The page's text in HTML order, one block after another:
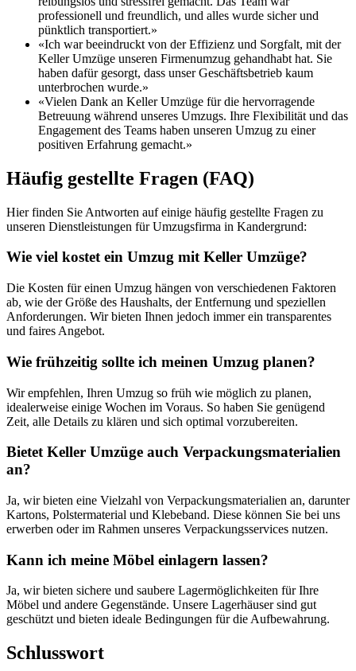
professionell und freundlich, und alles wurde sicher und
pünktlich transportiert.»
«Ich war beeindruckt von der Effizienz und Sorgfalt, mit der
Keller Umzüge unseren Firmenumzug gehandhabt hat. Sie
haben dafür gesorgt, dass unser Geschäftsbetrieb kaum
unterbrochen wurde.»
«Vielen Dank an Keller Umzüge für die hervorragende
Betreuung während unseres Umzugs. Ihre Flexibilität und das
Engagement des Teams haben unseren Umzug zu einer
positiven Erfahrung gemacht.»
Häufig gestellte Fragen (FAQ)
Hier finden Sie Antworten auf einige häufig gestellte Fragen zu
unseren Dienstleistungen für Umzugsfirma in Kandergrund:
Wie viel kostet ein Umzug mit Keller Umzüge?
Die Kosten für einen Umzug hängen von verschiedenen Faktoren
ab, wie der Größe des Haushalts, der Entfernung und speziellen
Anforderungen. Wir bieten Ihnen jedoch immer ein transparentes
und faires Angebot.
Wie frühzeitig sollte ich meinen Umzug planen?
Wir empfehlen, Ihren Umzug so früh wie möglich zu planen,
idealerweise einige Wochen im Voraus. So haben Sie genügend
Zeit, alle Details zu klären und sich optimal vorzubereiten.
Bietet Keller Umzüge auch Verpackungsmaterialien
an?
Ja, wir bieten eine Vielzahl von Verpackungsmaterialien an, darunter
Kartons, Polstermaterial und Klebeband. Diese können Sie bei uns
erwerben oder im Rahmen unseres Verpackungsservices nutzen.
Kann ich meine Möbel einlagern lassen?
Ja, wir bieten sichere und saubere Lagermöglichkeiten für Ihre
Möbel und andere Gegenstände. Unsere Lagerhäuser sind gut
geschützt und bieten ideale Bedingungen für die Aufbewahrung.
Schlusswort